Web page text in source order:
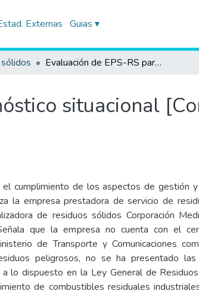
Externas Guias ▾
Evaluación de EPS-RS para diagnóstico situacional [Corporación Medio Ambiental del Perú S.A.C.]
situacional
el cumplimiento de los aspectos de gestión
la empresa prestadora de servicio de
de residuos sólidos Corporación
que la empresa no cuenta con el
de Transporte y Comunicaciones
peligrosos, no se ha presentado
lo dispuesto en la Ley General de
de combustibles residuales